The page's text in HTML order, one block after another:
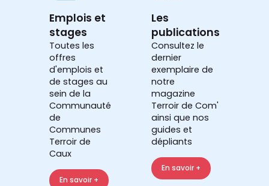
Emplois et
stages
Toutes les
offres
d'emplois et
de stages au
sein de la
Communauté
de
Communes
Terroir de
Caux
En savoir +
Les
publications
Consultez le
dernier
exemplaire de
notre
magazine
Terroir de Com'
ainsi que nos
guides et
dépliants
En savoir +